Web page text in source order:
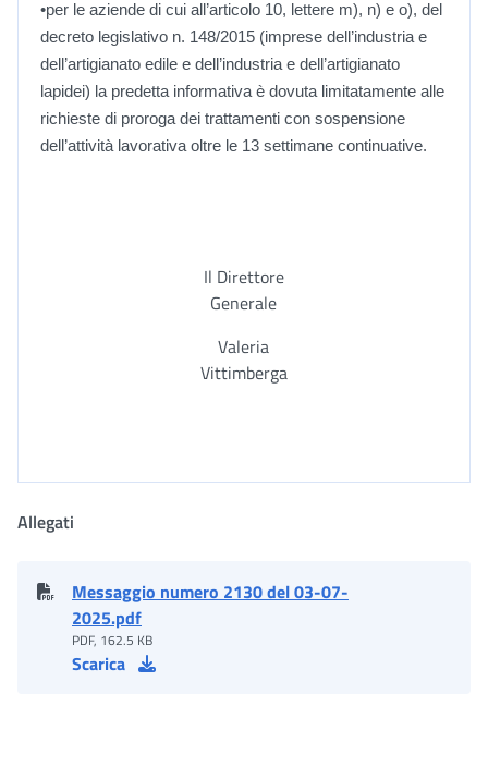
•per le aziende di cui all’articolo 10, lettere m), n) e o), del
decreto legislativo n. 148/2015 (imprese dell’industria e
dell’artigianato edile e dell’industria e dell’artigianato
lapidei) la predetta informativa è dovuta limitatamente alle
richieste di proroga dei trattamenti con sospensione
dell’attività lavorativa oltre le 13 settimane continuative.
Il Direttore
Generale
Valeria
Vittimberga
Allegati
Messaggio numero 2130 del 03-07-
2025.pdf
PDF, 162.5 KB
Scarica